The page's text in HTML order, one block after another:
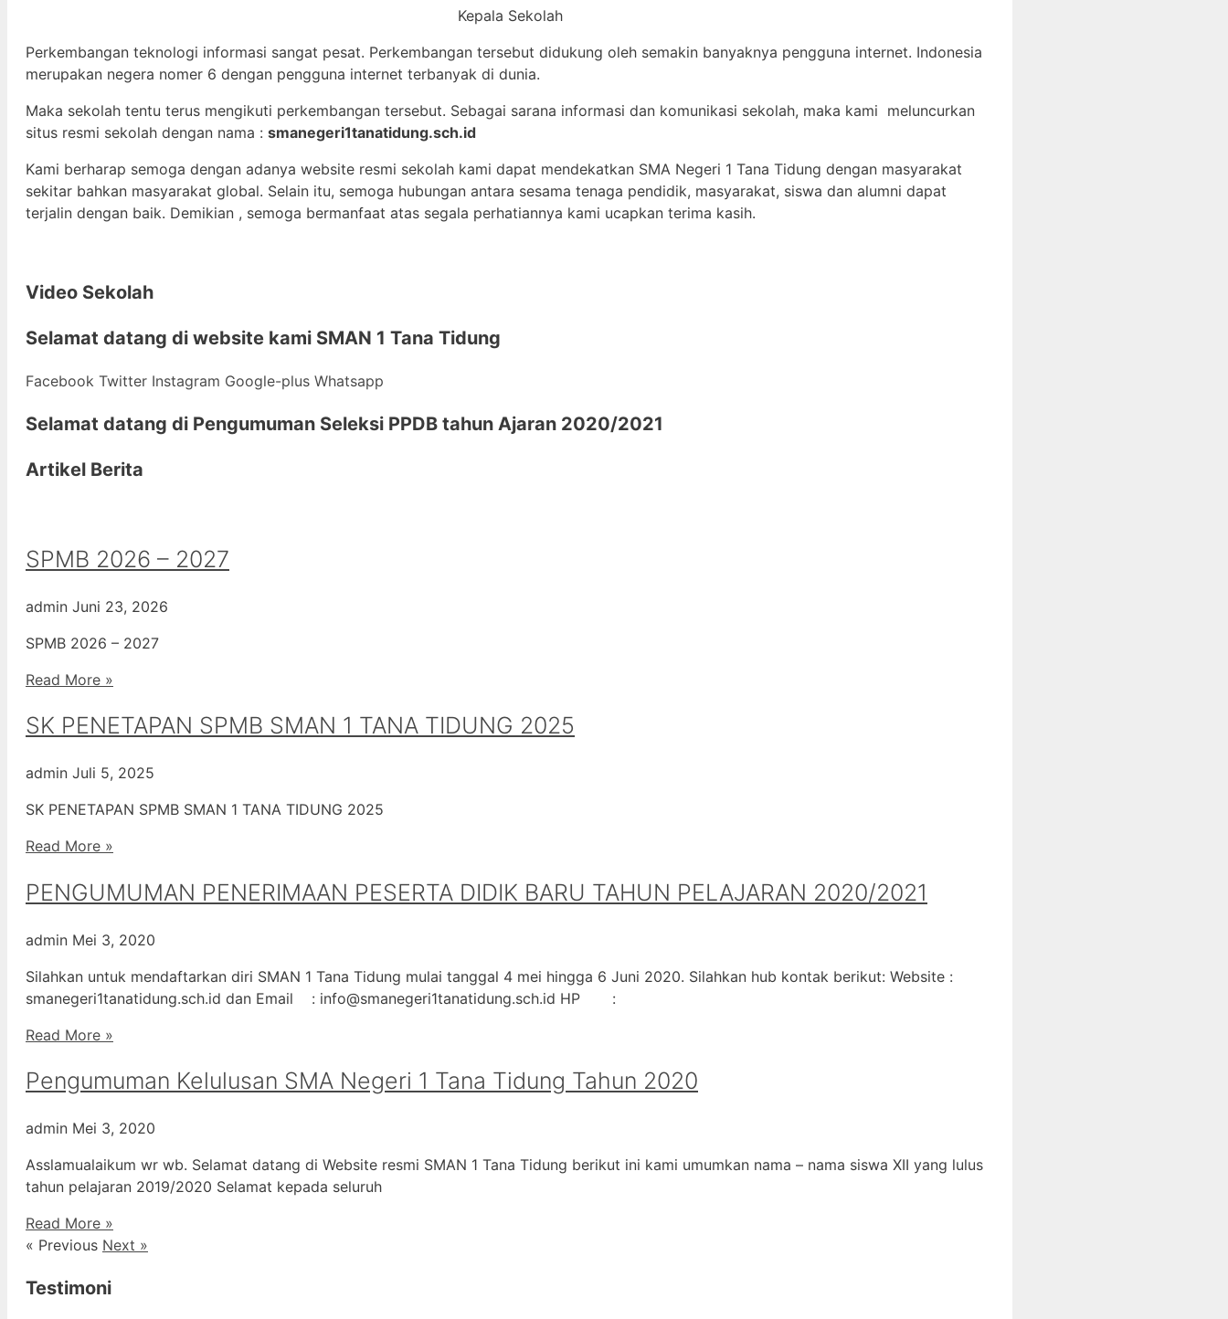
Kepala Sekolah
Perkembangan teknologi informasi sangat pesat. Perkembangan tersebut didukung oleh semakin banyaknya pengguna internet. Indonesia
merupakan negera nomer 6 dengan pengguna internet terbanyak di dunia.
Maka sekolah tentu terus mengikuti perkembangan tersebut. Sebagai sarana informasi dan komunikasi sekolah, maka kami meluncurkan
situs resmi sekolah dengan nama : smanegeri1tanatidung.sch.id
Kami berharap semoga dengan adanya website resmi sekolah kami dapat mendekatkan SMA Negeri 1 Tana Tidung dengan masyarakat
sekitar bahkan masyarakat global. Selain itu, semoga hubungan antara sesama tenaga pendidik, masyarakat, siswa dan alumni dapat
terjalin dengan baik. Demikian , semoga bermanfaat atas segala perhatiannya kami ucapkan terima kasih.
Video Sekolah
Selamat datang di website kami SMAN 1 Tana Tidung
Facebook Twitter Instagram Google-plus Whatsapp
Selamat datang di Pengumuman Seleksi PPDB tahun Ajaran 2020/2021
Artikel Berita
SPMB 2026 – 2027
admin Juni 23, 2026
SPMB 2026 – 2027
Read More »
SK PENETAPAN SPMB SMAN 1 TANA TIDUNG 2025
admin Juli 5, 2025
SK PENETAPAN SPMB SMAN 1 TANA TIDUNG 2025
Read More »
PENGUMUMAN PENERIMAAN PESERTA DIDIK BARU TAHUN PELAJARAN 2020/2021
admin Mei 3, 2020
Silahkan untuk mendaftarkan diri SMAN 1 Tana Tidung mulai tanggal 4 mei hingga 6 Juni 2020. Silahkan hub kontak berikut: Website :
smanegeri1tanatidung.sch.id dan Email : info@smanegeri1tanatidung.sch.id HP :
Read More »
Pengumuman Kelulusan SMA Negeri 1 Tana Tidung Tahun 2020
admin Mei 3, 2020
Asslamualaikum wr wb. Selamat datang di Website resmi SMAN 1 Tana Tidung berikut ini kami umumkan nama – nama siswa XII yang lulus
tahun pelajaran 2019/2020 Selamat kepada seluruh
Read More »
« Previous Next »
Testimoni